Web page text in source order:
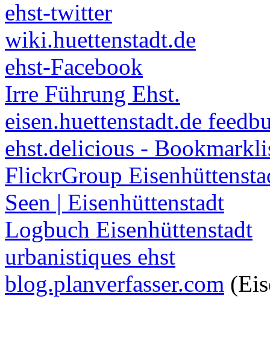
ehst-twitter
wiki.huettenstadt.de
ehst-Facebook
Irre Führung Ehst.
eisen.huettenstadt.de
ehst.delicious -
FlickrGroup
Seen | Eisenhüttenstadt
Logbuch Eisenhüttenstadt
urbanistiques ehst
blog.planverfasser.com